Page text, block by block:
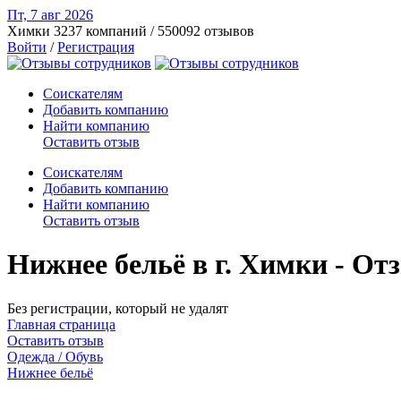
Пт, 7 авг 2026
Химки 3237 компаний / 550092 отзывов
Войти /Регистрация
Соискателям
Добавить компанию
Найти компанию
Оставить отзыв
Соискателям
Добавить компанию
Найти компанию
Оставить отзыв
Нижнее бельё в г. Химки -
Без регистрации, который не удалят
Главная страница
Оставить отзыв
Одежда / Обувь
Нижнее бельё